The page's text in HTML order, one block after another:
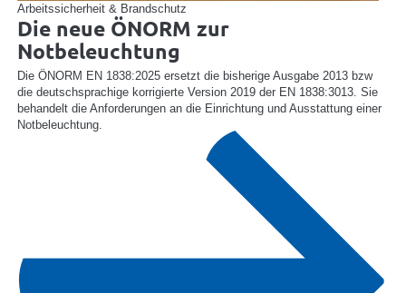
Arbeitssicherheit & Brandschutz
Die neue ÖNORM zur
Notbeleuchtung
Die ÖNORM EN 1838:2025 ersetzt die bisherige Ausgabe 2013 bzw
die deutschsprachige korrigierte Version 2019 der EN 1838:3013. Sie
behandelt die Anforderungen an die Einrichtung und Ausstattung einer
Notbeleuchtung.